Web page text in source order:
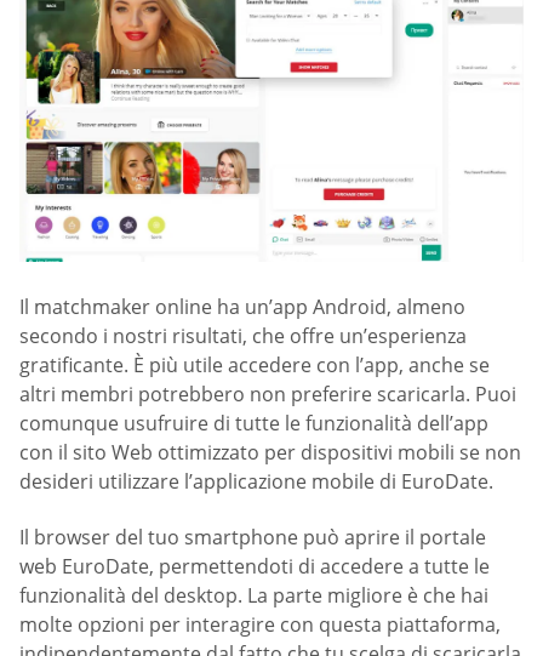
Il matchmaker online ha un’app Android, almeno
secondo i nostri risultati, che offre un’esperienza
gratificante. È più utile accedere con l’app, anche se
altri membri potrebbero non preferire scaricarla. Puoi
comunque usufruire di tutte le funzionalità dell’app
con il sito Web ottimizzato per dispositivi mobili se non
desideri utilizzare l’applicazione mobile di EuroDate.
Il browser del tuo smartphone può aprire il portale
web EuroDate, permettendoti di accedere a tutte le
funzionalità del desktop. La parte migliore è che hai
molte opzioni per interagire con questa piattaforma,